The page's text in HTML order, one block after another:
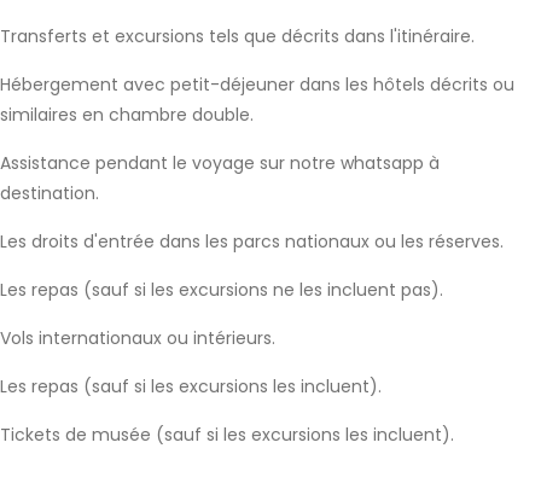
Transferts et excursions tels que décrits dans l'itinéraire.
Hébergement avec petit-déjeuner dans les hôtels décrits ou
similaires en chambre double.
Assistance pendant le voyage sur notre whatsapp à
destination.
Les droits d'entrée dans les parcs nationaux ou les réserves.
Les repas (sauf si les excursions ne les incluent pas).
Vols internationaux ou intérieurs.
Les repas (sauf si les excursions les incluent).
Tickets de musée (sauf si les excursions les incluent).